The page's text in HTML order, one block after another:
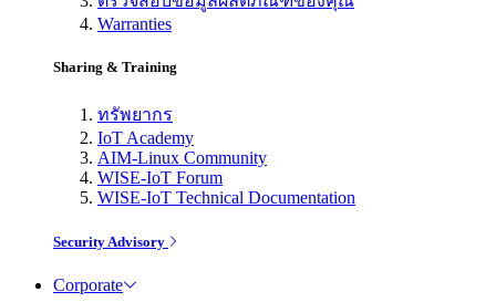
Warranties
Sharing & Training
ทรัพยากร
IoT Academy
AIM-Linux Community
WISE-IoT Forum
WISE-IoT Technical Documentation
Security Advisory
Corporate